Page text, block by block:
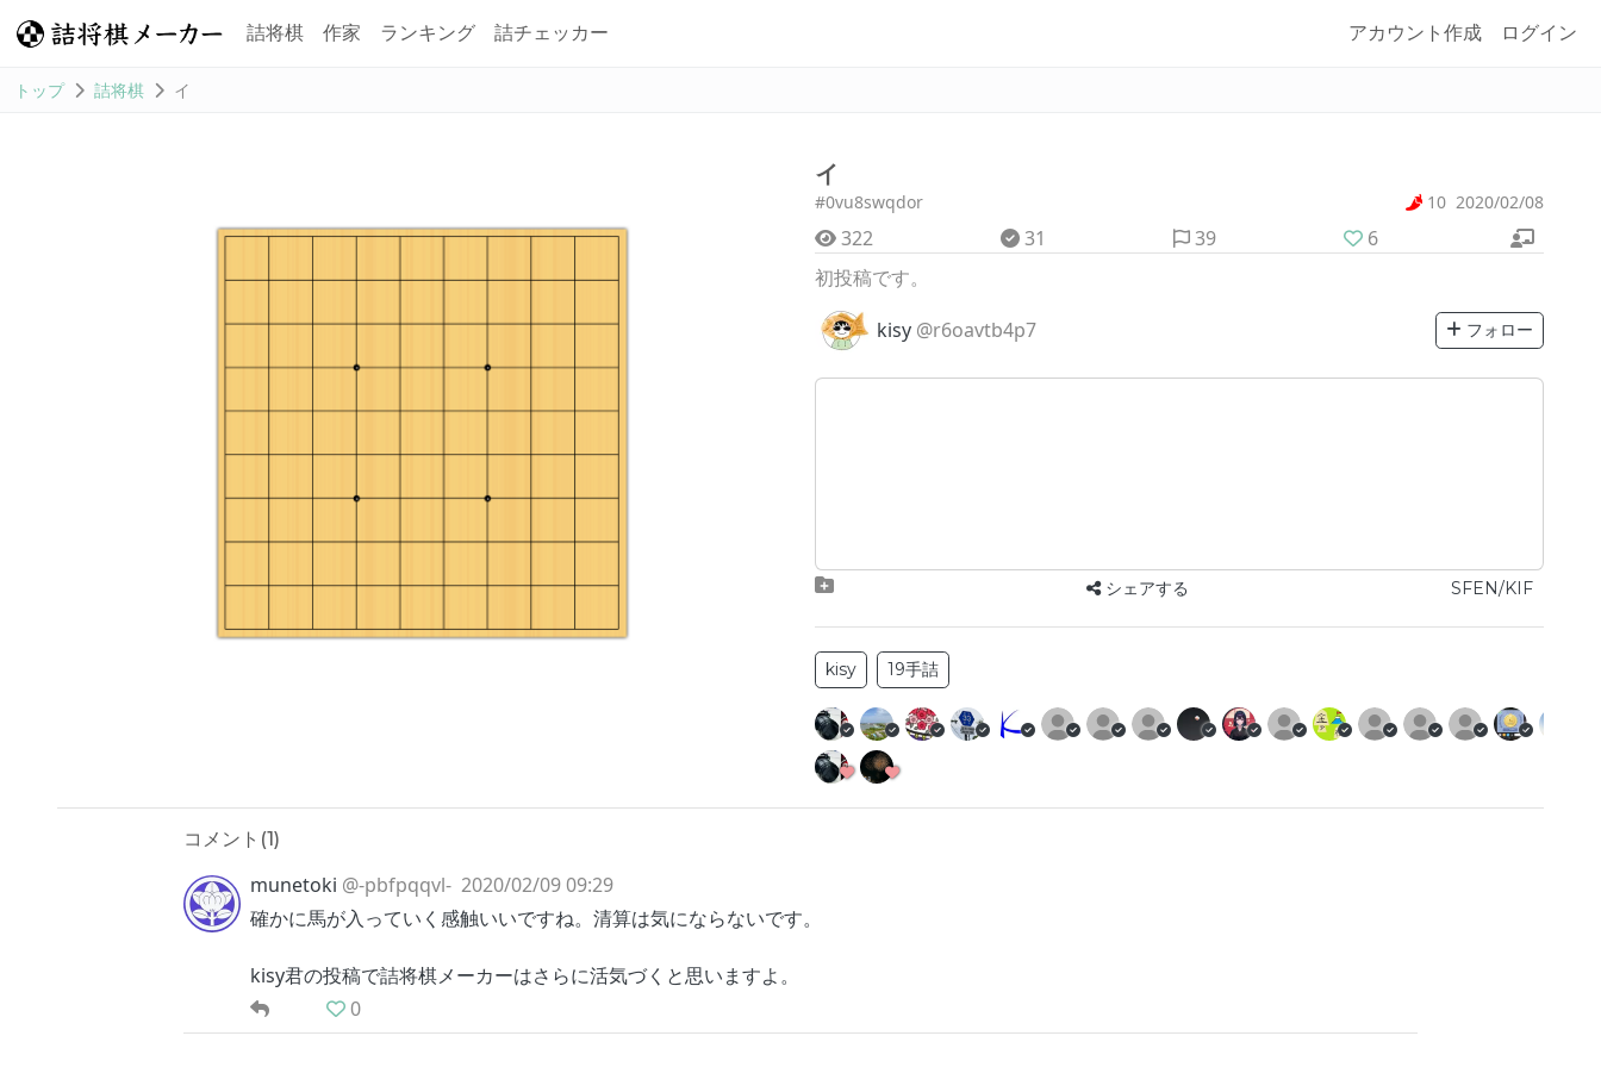
詰将棋 作家 ランキング 詰チェッカー アカウント作成 ログイン
トップ 詰将棋 イ
イ
#0vu8swqdor 10 2020/02/08
322 31 39
6
初投稿です。
kisy @r6oavtb4p7 フォロー
シェアする SFEN/KIF
kisy 19手詰
コメント(1)
munetoki @-pbfpqqvl- 2020/02/09 09:29
確かに馬が入っていく感触いいですね。清算は気にならないです。
kisy君の投稿で詰将棋メーカーはさらに活気づくと思いますよ。
0